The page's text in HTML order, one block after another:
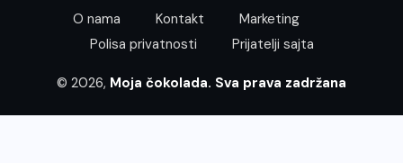
O nama Kontakt
Marketing
Polisa privatnosti
Prijatelji sajta
© 2026, Moja čokolada. Sva prava zadržana